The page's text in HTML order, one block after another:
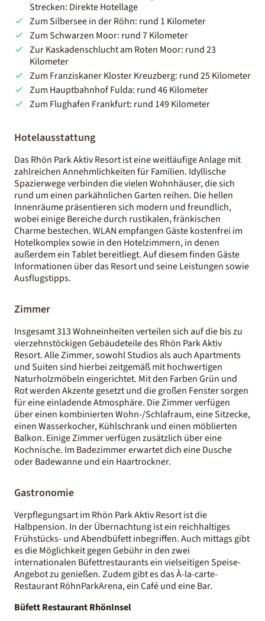
Strecken: Direkte Hotellage
Zum Silbersee in der Röhn: rund 1 Kilometer
Zum Schwarzen Moor: rund 7 Kilometer
Zur Kaskadenschlucht am Roten Moor: rund 23
Kilometer
Zum Franziskaner Kloster Kreuzberg: rund 25 Kilometer
Zum Hauptbahnhof Fulda: rund 46 Kilometer
Zum Flughafen Frankfurt: rund 149 Kilometer
Hotelausstattung
Das Rhön Park Aktiv Resort ist eine weitläufige Anlage mit
zahlreichen Annehmlichkeiten für Familien. Idyllische
Spazierwege verbinden die vielen Wohnhäuser, die sich
rund um einen parkähnlichen Garten reihen. Die hellen
Innenräume präsentieren sich modern und freundlich,
wobei einige Bereiche durch rustikalen, fränkischen
Charme bestechen. WLAN empfangen Gäste kostenfrei im
Hotelkomplex sowie in den Hotelzimmern, in denen
außerdem ein Tablet bereitliegt. Auf diesem finden Gäste
Informationen über das Resort und seine Leistungen sowie
Ausflugstipps.
Zimmer
Insgesamt 313 Wohneinheiten verteilen sich auf die bis zu
vierzehnstöckigen Gebäudeteile des Rhön Park Aktiv
Resort. Alle Zimmer, sowohl Studios als auch Apartments
und Suiten sind hierbei zeitgemäß mit hochwertigen
Naturholzmöbeln eingerichtet. Mit den Farben Grün und
Rot werden Akzente gesetzt und die großen Fenster sorgen
für eine einladende Atmosphäre. Die Zimmer verfügen
über einen kombinierten Wohn-/Schlafraum, eine Sitzecke,
einen Wasserkocher, Kühlschrank und einen möblierten
Balkon. Einige Zimmer verfügen zusätzlich über eine
Kochnische. Im Badezimmer erwartet dich eine Dusche
oder Badewanne und ein Haartrockner.
Gastronomie
Verpflegungsart im Rhön Park Aktiv Resort ist die
Halbpension. In der Übernachtung ist ein reichhaltiges
Frühstücks- und Abendbüfett inbegriffen. Auch mittags gibt
es die Möglichkeit gegen Gebühr in den zwei
internationalen Büfettrestaurants ein vielseitigen Speise-
Angebot zu genießen. Zudem gibt es das À-la-carte-
Restaurant RöhnParkArena, ein Café und eine Bar.
Büfett Restaurant RhönInsel